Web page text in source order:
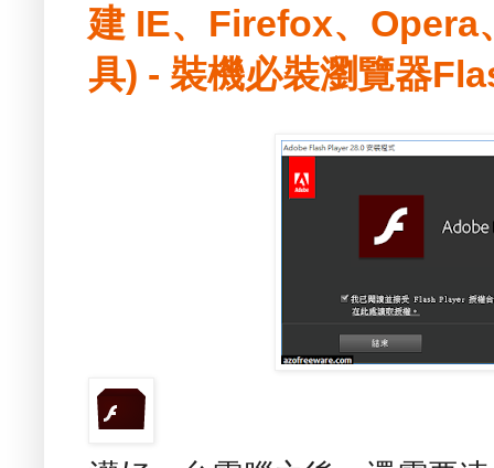
建 IE、Firefox、
具) - 裝機必裝瀏覽器